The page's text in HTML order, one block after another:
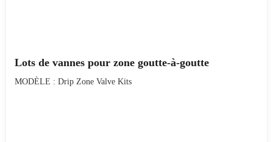
Lots de vannes pour zone goutte-à-goutte
MODÈLE : Drip Zone Valve Kits